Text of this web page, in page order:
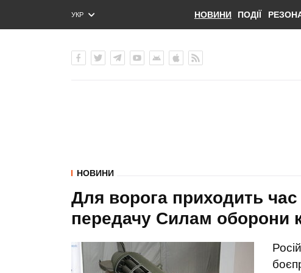
УКР
ENG
НОВИНИ ПОДІЇ
НОВИНИ
Для ворога приходить
передачу Силам оборони